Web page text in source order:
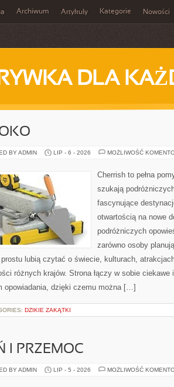
Archiwum Artykuły Kategorie Nowości
DLA
BY ADMIN LIP - 6 - 2026 MOŻLIWOŚĆ
Cherrish to pełna
szukają
fascynujące
otwartością na nowe
podróżniczych
zarówno osoby
lubią czytać o świecie, kulturach,
różnych krajów. Strona łączy w sobie
opowiadania, dzięki czemu można […]
DZIKIE ZAKĄTKI
I PRZEMOC
BY ADMIN LIP - 5 - 2026 MOŻLIWOŚĆ